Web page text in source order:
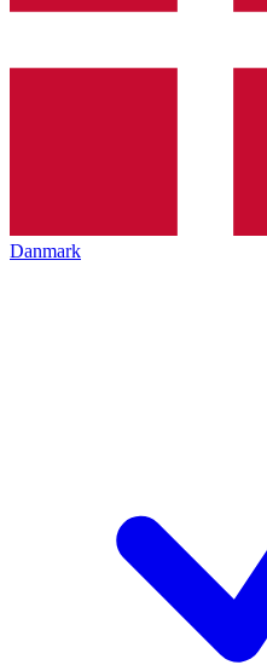
Danmark